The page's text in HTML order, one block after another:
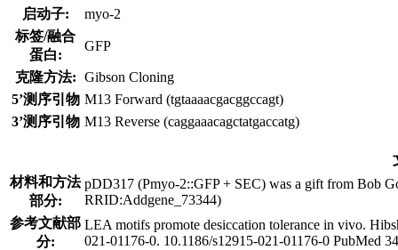
启动子:
myo-2
标签/融合
蛋白:
GFP
克隆方法: Gibson Cloning
5’测序引物 M13 Forward (tgtaaaacgacggccagt)
3’测序引物 M13 Reverse (caggaaacagctatgaccatg)
材料和方法
部分:
pDD317 (Pmyo-2::GFP + SEC) was a gift from Bob
RRID:Addgene_73344)
参考文献部
分:
LEA motifs promote desiccation tolerance in vivo.
021-01176-0. 10.1186/s12915-021-01176-0 PubMed